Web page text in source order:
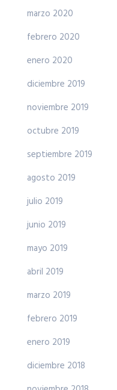
marzo 2020
febrero 2020
enero 2020
diciembre 2019
noviembre 2019
octubre 2019
septiembre 2019
agosto 2019
julio 2019
junio 2019
mayo 2019
abril 2019
marzo 2019
febrero 2019
enero 2019
diciembre 2018